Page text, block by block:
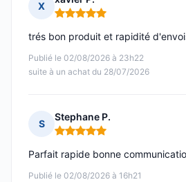
X
Note : 5 sur 5
Publié le 02/08/2026 à 23h22
suite à un achat du 28/07/2026
trés bon produit et rapidité
S
Stephane P.
Note : 5 sur 5
Publié le 02/08/2026 à 16h21
Parfait rapide bonne